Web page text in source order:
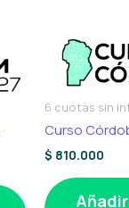
6 cuotas sin
Curso
$ 810.000